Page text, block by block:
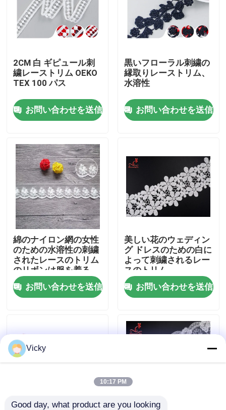
家
プロダクト
私達について
工場旅行
品質管理
私達に連絡しなさい
Exhibition Information
刺繍されたレースのトリム
2CM 白 ギピュール刺
繍レーストリム OEKO
TEX 100 パス
お問い合わせを送信
黒いフローラル刺繍の
縁取りレーストリム、
水溶性
お問い合わせを送信
綿のナイロン網の女性
のための水溶性の刺繍
されたレースのトリム
のリボンは服を着る
お問い合わせを送信
美しい花のウェディン
グ ドレスのための白に
よって刺繍されるレー
スのトリム
お問い合わせを送信
Vicky
10:17 PM
Good day, what product are you looking